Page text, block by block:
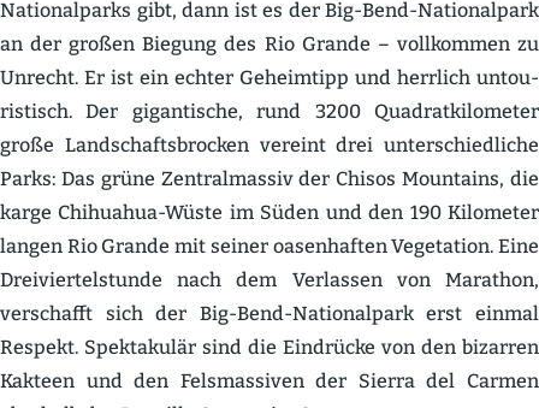
Natio­nal­parks gibt, dann ist es der Big-Bend-Natio­nalpark
an der großen Biegung des Rio Grande – vollkommen zu
Unrecht. Er ist ein echter Geheimtipp und herrlich untou­
ris­tisch. Der gigan­tische, rund 3200 Quadrat­ki­lo­meter
große Landschafts­brocken vereint drei unter­schied­liche
Parks: Das grüne Zentral­massiv der Chisos Mountains, die
karge Chihuahua-Wüste im Süden und den 190 Kilometer
langen Rio Grande mit seiner oasen­haften Vegetation. Eine
Dreivier­tel­stunde nach dem Verlassen von Marathon,
verschafft sich der Big-Bend-Natio­nalpark erst einmal
Respekt. Spekta­kulär sind die Eindrücke von den bizarren
Kakteen und den Felsmas­siven der Sierra del Carmen